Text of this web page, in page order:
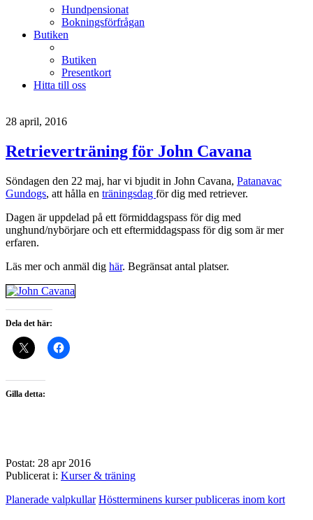
Hundpensionat
Bokningsförfrågan
Butiken
Butiken
Presentkort
Hitta till oss
28 april, 2016
Retrieverträning för John Cavana
Söndagen den 22 maj, har vi bjudit in John Cavana, Patanavac
Gundogs, att hålla en träningsdag för dig med retriever.
Dagen är uppdelad på ett förmiddagspass för dig med
unghund/nybörjare och ett eftermiddagspass för dig som är mer
erfaren.
Läs mer och anmäl dig här. Begränsat antal platser.
Dela det här:
Gilla detta:
Postat: 28 apr 2016
Publicerat i: Kurser & träning
Planerade valpkullar Höstterminens kurser publiceras inom kort